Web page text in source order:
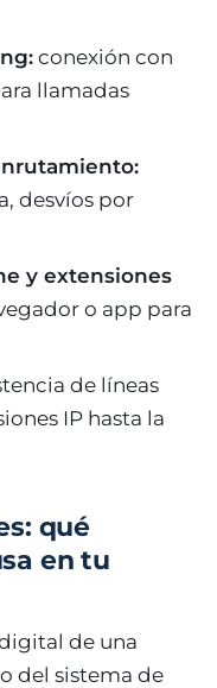
conexión con
llamadas
desvíos por
y extensiones
o app para
de líneas
IP hasta la
qué
en tu
de una
del sistema de